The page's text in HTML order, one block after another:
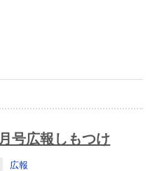
号広報しもつけ
広報